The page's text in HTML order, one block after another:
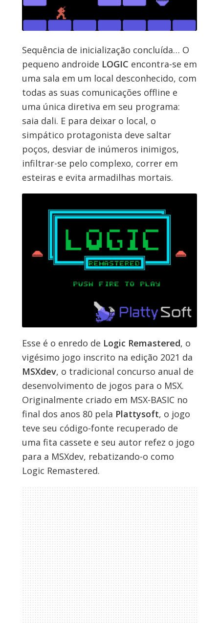
Sequência de inicialização concluída… O
pequeno androide LOGIC encontra-se em
uma sala em um local desconhecido, com
todas as suas comunicações offline e
uma única diretiva em seu programa:
saia dali. E para deixar o local, o
simpático protagonista deve saltar
poços, desviar de inúmeros inimigos,
infiltrar-se pelo complexo, correr em
esteiras e evita armadilhas mortais.
Esse é o enredo de Logic Remastered, o
vigésimo jogo inscrito na edição 2021 da
MSXdev, o tradicional concurso anual de
desenvolvimento de jogos para o MSX.
Originalmente criado em MSX-BASIC no
final dos anos 80 pela Plattysoft, o jogo
teve seu código-fonte recuperado de
uma fita cassete e seu autor refez o jogo
para a MSXdev, rebatizando-o como
Logic Remastered.